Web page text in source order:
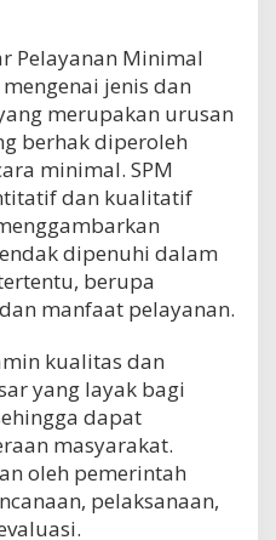
Pelayanan Minimal
jenis dan
merupakan urusan
berhak diperoleh
minimal. SPM
dan kualitatif
dipenuhi dalam
berupa
manfaat pelayanan.
kualitas dan
yang layak bagi
dapat
masyarakat.
oleh pemerintah
pelaksanaan,